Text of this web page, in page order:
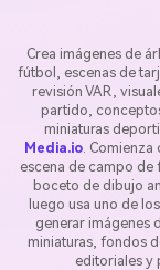
Crea imágenes de
fútbol, escenas de
revisión VAR,
partido,
miniaturas
Media.io .
escena de campo
boceto de dibujo
luego usa uno de
generar imágenes
miniaturas, fondos
editoriales y